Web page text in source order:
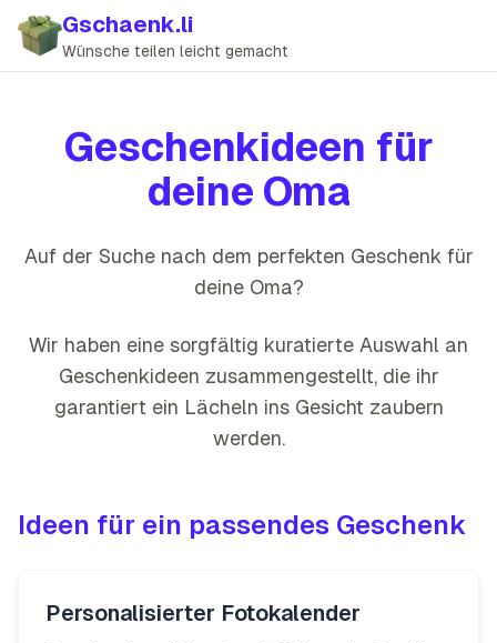
Gschaenk.li
Wünsche teilen leicht gemacht
Geschenkideen für
deine Oma
Auf der Suche nach dem perfekten Geschenk für
deine Oma?
Wir haben eine sorgfältig kuratierte Auswahl an
Geschenkideen zusammengestellt, die ihr
garantiert ein Lächeln ins Gesicht zaubern
werden.
Ideen für ein passendes Geschenk
Personalisierter Fotokalender